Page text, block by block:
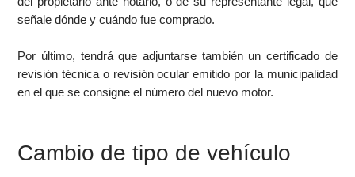
señale dónde y cuándo fue comprado.
Por último, tendrá que adjuntarse también un certificado de
revisión técnica o revisión ocular emitido por la municipalidad
en el que se consigne el número del nuevo motor.
Cambio de tipo de vehículo